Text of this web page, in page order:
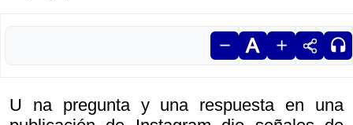
U na pregunta y una respuesta en una